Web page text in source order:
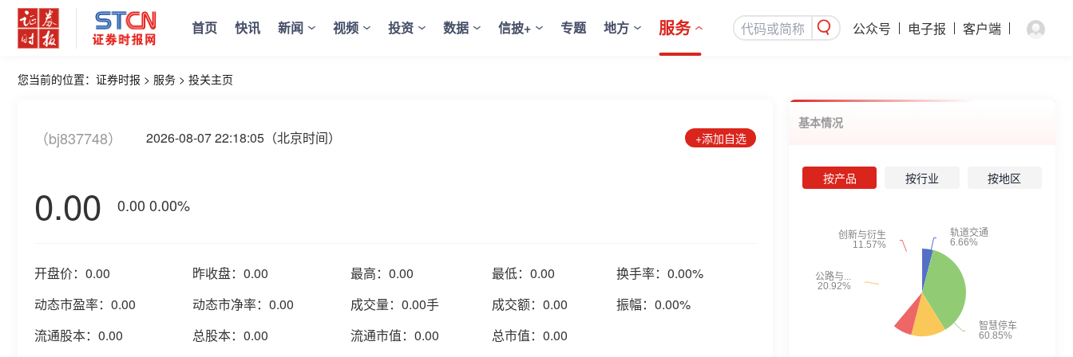
首页 快讯 新闻 视频 投资 数据 信披+ 专题 地方 服务 公众号 电子报 客户端
您当前的位置： 证券时报 > 服务 > 投关主页
（bj837748） 2026-08-07 22:18:05（北京时间） +添加自选
0.00 0.00 0.00%
开盘价： 0.00 昨收盘： 0.00 最高： 0.00 最低： 0.00 换手率： 0.00%
动态市盈率： 0.00 动态市净率： 0.00 成交量： 0.00手 成交额： 0.00 振幅： 0.00%
流通股本： 0.00 总股本： 0.00 流通市值： 0.00 总市值： 0.00
基本情况
按产品 按行业 按地区